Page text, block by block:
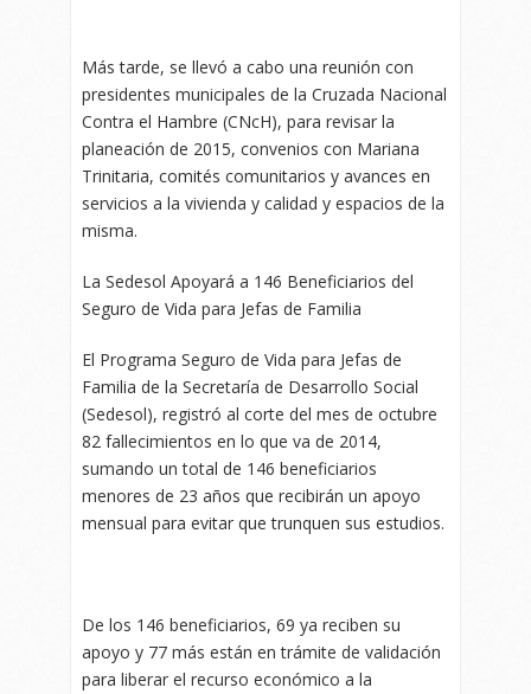
Más tarde, se llevó a cabo una reunión con
presidentes municipales de la Cruzada Nacional
Contra el Hambre (CNcH), para revisar la
planeación de 2015, convenios con Mariana
Trinitaria, comités comunitarios y avances en
servicios a la vivienda y calidad y espacios de la
misma.
La Sedesol Apoyará a 146 Beneficiarios del
Seguro de Vida para Jefas de Familia
El Programa Seguro de Vida para Jefas de
Familia de la Secretaría de Desarrollo Social
(Sedesol), registró al corte del mes de octubre
82 fallecimientos en lo que va de 2014,
sumando un total de 146 beneficiarios
menores de 23 años que recibirán un apoyo
mensual para evitar que trunquen sus estudios.
De los 146 beneficiarios, 69 ya reciben su
apoyo y 77 más están en trámite de validación
para liberar el recurso económico a la